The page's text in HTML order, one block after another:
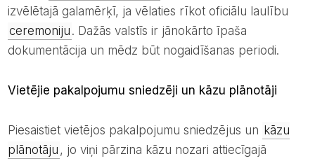
izvēlētajā galamērķī, ja vēlaties rīkot oficiālu laulību
ceremoniju . Dažās valstīs ir jānokārto īpaša
dokumentācija un mēdz būt nogaidīšanas periodi.
Vietējie pakalpojumu sniedzēji un kāzu plānotāji
Piesaistiet vietējos pakalpojumu sniedzējus un kāzu
plānotāju , jo viņi pārzina kāzu nozari attiecīgajā